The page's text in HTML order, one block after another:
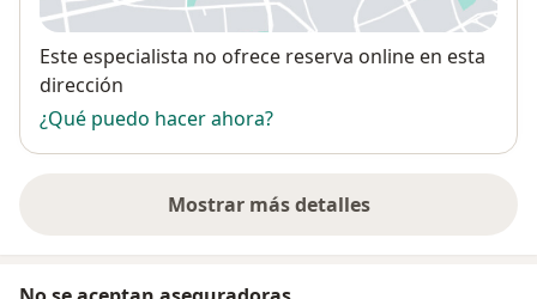
Disponibilidad
Este especialista no ofrece reserva online en esta
dirección
¿Qué puedo hacer ahora?
Mostrar más detalles
sobre la dirección